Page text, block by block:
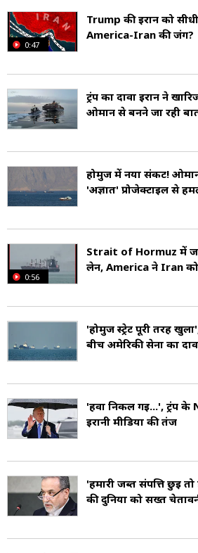
मृत्यु के बाद ओमान के सुल्तान के
उत्तराधिकार के नियमों के अनुसार
घोषणा की कि कबूस बिन सईद ने
बिन तारिक को अपना
ओमान अरब दुनिया में सबसे पुराना
संयुक्त राष्ट्र (United Nations),
League), गल्फ सहयोग परिषद
Council), गुटनिरपेक्ष आंदोलन
Movement) और इस्लामी
Cooperative Organisation)
तेल भंडार के मुताबिक विश्व मे
Oil Reserves).
0:47
Trump की ईरान को
America-Iran की जंग?
ट्रंप का दावा ईरान ने
ओमान से बनने जा रही
होर्मुज में नया संकट!
'अज्ञात' प्रोजेक्टाइल से
0:56
Strait of Hormuz में
लेन, America ने Iran
'होर्मुज स्ट्रेट पूरी तरह
बीच अमेरिकी सेना का
'हवा निकल गई...', ट्रंप के
ईरानी मीडिया की तंज
'हमारी जब्त संपत्ति छुई
की दुनिया को सख्त